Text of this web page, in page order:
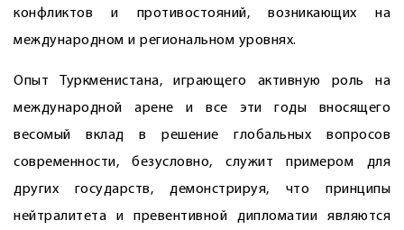
конфликтов и противостояний, возникающих на
международном и региональном уровнях.
Опыт Туркменистана, играющего активную роль на
международной арене и все эти годы вносящего
весомый вклад в решение глобальных вопросов
современности, безусловно, служит примером для
других государств, демонстрируя, что принципы
нейтралитета и превентивной дипломатии являются